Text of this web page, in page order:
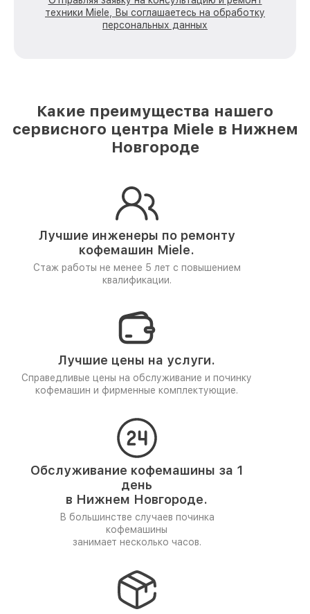
техники Miele, Вы соглашаетесь на обработку
персональных данных
Какие преимущества нашего
сервисного центра Miele в Нижнем
Новгороде
Лучшие инженеры по ремонту
кофемашин Miele.
Стаж работы не менее 5 лет с повышением
квалификации.
Лучшие цены на услуги.
Справедливые цены на обслуживание и починку
кофемашин и фирменные комплектующие.
Обслуживание кофемашины за 1
день
в Нижнем Новгороде.
В большинстве случаев починка
кофемашины
занимает несколько часов.